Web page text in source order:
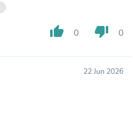
thumb_up 0 thumb_down 0
22 Jun 2026